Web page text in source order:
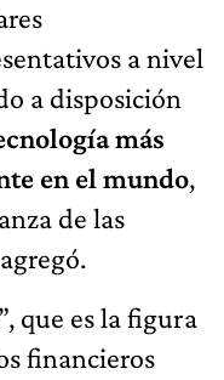
a nivel
a disposición
más
en el mundo,
de las
que es la figura
financieros